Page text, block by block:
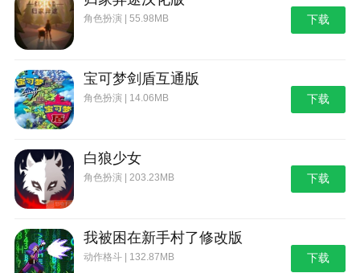
角色扮演 | 55.98MB 下载
宝可梦剑盾互通版
角色扮演 | 14.06MB 下载
白狼少女
角色扮演 | 203.23MB 下载
我被困在新手村了修改版
动作格斗 | 132.87MB 下载